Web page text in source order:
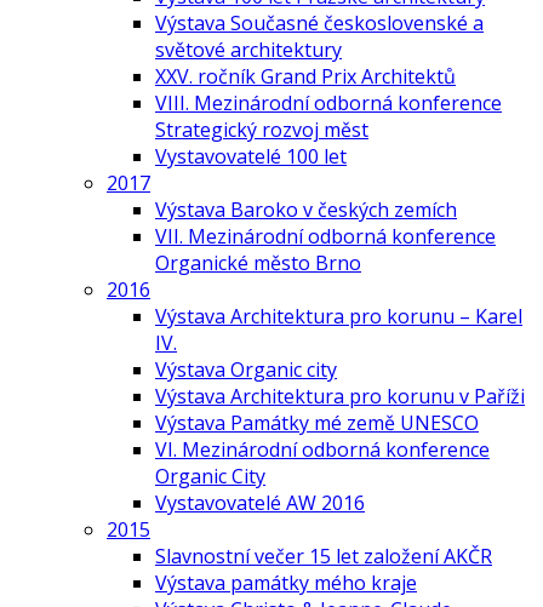
Výstava Současné československé a
světové architektury
XXV. ročník Grand Prix Architektů
VIII. Mezinárodní odborná konference
Strategický rozvoj měst
Vystavovatelé 100 let
2017
Výstava Baroko v českých zemích
VII. Mezinárodní odborná konference
Organické město Brno
2016
Výstava Architektura pro korunu – Karel
IV.
Výstava Organic city
Výstava Architektura pro korunu v Paříži
Výstava Památky mé země UNESCO
VI. Mezinárodní odborná konference
Organic City
Vystavovatelé AW 2016
2015
Slavnostní večer 15 let založení AKČR
Výstava památky mého kraje